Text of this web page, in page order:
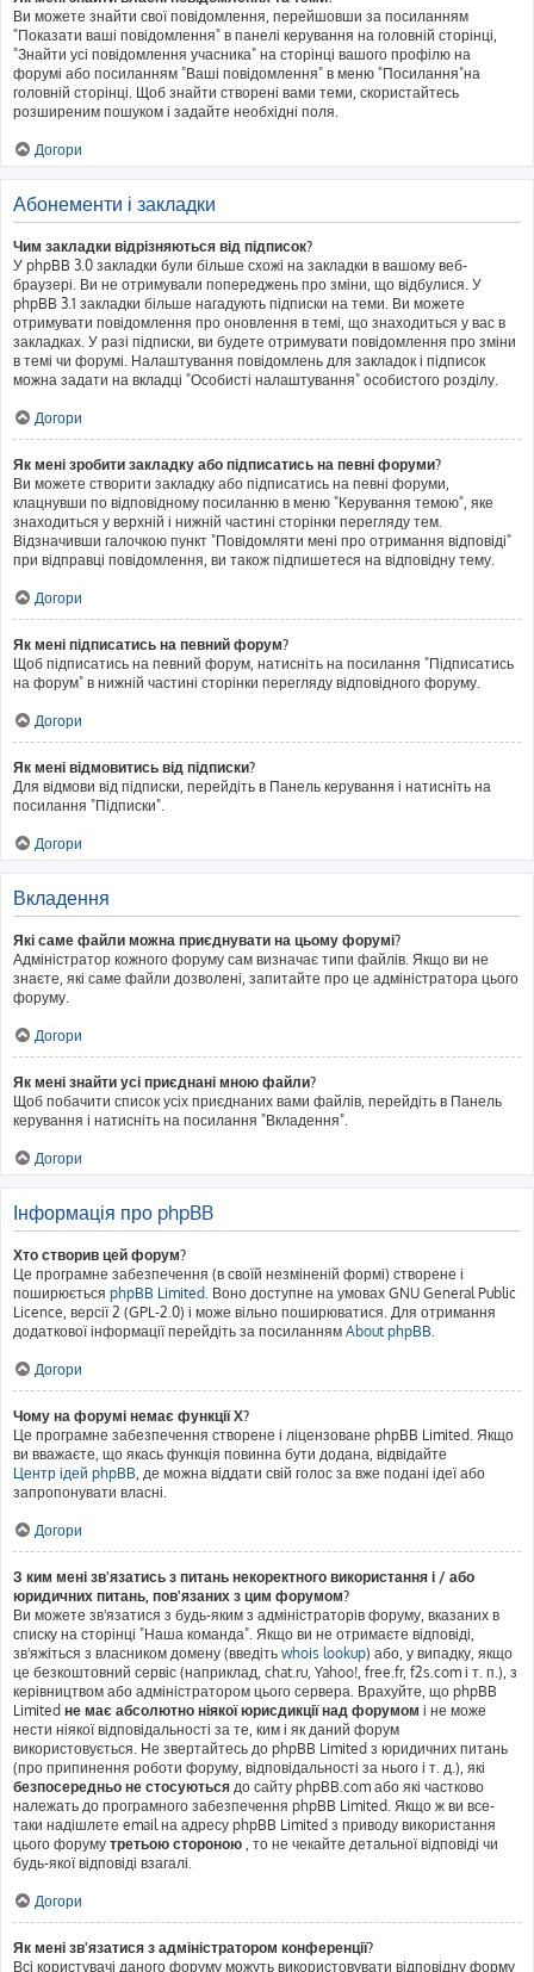
Ви можете знайти свої повідомлення, перейшовши за посиланням
"Показати ваші повідомлення" в панелі керування на головній сторінці,
"Знайти усі повідомлення учасника" на сторінці вашого профілю на
форумі або посиланням "Ваші повідомлення" в меню "Посилання"на
головній сторінці. Щоб знайти створені вами теми, скористайтесь
розширеним пошуком і задайте необхідні поля.
Догори
Абонементи і закладки
Чим закладки відрізняються від підписок?
У phpBB 3.0 закладки були більше схожі на закладки в вашому веб-
браузері. Ви не отримували попереджень про зміни, що відбулися. У
phpBB 3.1 закладки більше нагадують підписки на теми. Ви можете
отримувати повідомлення про оновлення в темі, що знаходиться у вас в
закладках. У разі підписки, ви будете отримувати повідомлення про зміни
в темі чи форумі. Налаштування повідомлень для закладок і підписок
можна задати на вкладці "Особисті налаштування" особистого розділу.
Догори
Як мені зробити закладку або підписатись на певні форуми?
Ви можете створити закладку або підписатись на певні форуми,
клацнувши по відповідному посиланню в меню "Керування темою", яке
знаходиться у верхній і нижній частині сторінки перегляду тем.
Відзначивши галочкою пункт "Повідомляти мені про отримання відповіді"
при відправці повідомлення, ви також підпишетеся на відповідну тему.
Догори
Як мені підписатись на певний форум?
Щоб підписатись на певний форум, натисніть на посилання "Підписатись
на форум" в нижній частині сторінки перегляду відповідного форуму.
Догори
Як мені відмовитись від підписки?
Для відмови від підписки, перейдіть в Панель керування і натисніть на
посилання "Підписки".
Догори
Вкладення
Які саме файли можна приєднувати на цьому форумі?
Адміністратор кожного форуму сам визначає типи файлів. Якщо ви не
знаєте, які саме файли дозволені, запитайте про це адміністратора цього
форуму.
Догори
Як мені знайти усі приєднані мною файли?
Щоб побачити список усіх приєднаних вами файлів, перейдіть в Панель
керування і натисніть на посилання "Вкладення".
Догори
Інформація про phpBB
Хто створив цей форум?
Це програмне забезпечення (в своїй незміненій формі) створене і
поширюється phpBB Limited. Воно доступне на умовах GNU General Public
Licence, версії 2 (GPL-2.0) і може вільно поширюватися. Для отримання
додаткової інформації перейдіть за посиланням About phpBB.
Догори
Чому на форумі немає функції X?
Це програмне забезпечення створене і ліцензоване phpBB Limited. Якщо
ви вважаєте, що якась функція повинна бути додана, відвідайте
Центр ідей phpBB, де можна віддати свій голос за вже подані ідеї або
запропонувати власні.
Догори
З ким мені зв'язатись з питань некоректного використання і / або
юридичних питань, пов'язаних з цим форумом?
Ви можете зв'язатися з будь-яким з адміністраторів форуму, вказаних в
списку на сторінці "Наша команда". Якщо ви не отримаєте відповіді,
зв'яжіться з власником домену (введіть whois lookup) або, у випадку, якщо
це безкоштовний сервіс (наприклад, chat.ru, Yahoo!, free.fr, f2s.com і т. п.), з
керівництвом або адміністратором цього сервера. Врахуйте, що phpBB
Limited не має абсолютно ніякої юрисдикції над форумом і не може
нести ніякої відповідальності за те, ким і як даний форум
використовується. Не звертайтесь до phpBB Limited з юридичних питань
(про припинення роботи форуму, відповідальності за нього і т. д.), які
безпосередньо не стосуються до сайту phpBB.com або які частково
належать до програмного забезпечення phpBB Limited. Якщо ж ви все-
таки надішлете email на адресу phpBB Limited з приводу використання
цього форуму третьою стороною , то не чекайте детальної відповіді чи
будь-якої відповіді взагалі.
Догори
Як мені зв'язатися з адміністратором конференції?
Всі користувачі даного форуму можуть використовувати відповідну форму